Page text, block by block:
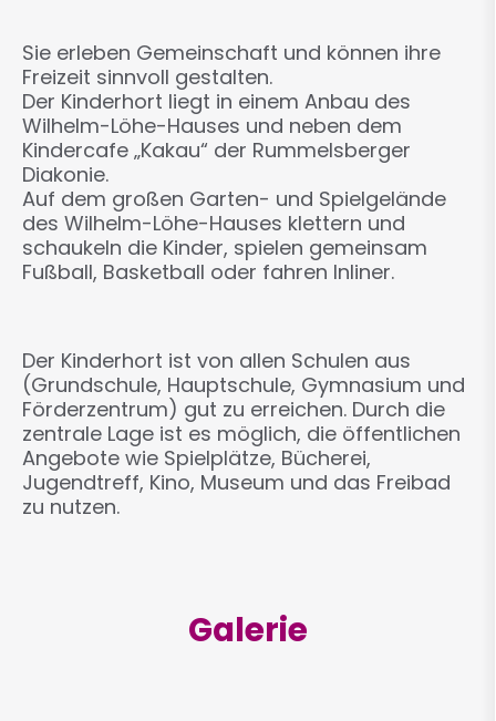
Sie erleben Gemeinschaft und können ihre
Freizeit sinnvoll gestalten.
Der Kinderhort liegt in einem Anbau des
Wilhelm-Löhe-Hauses und neben dem
Kindercafe „Kakau“ der Rummelsberger
Diakonie.
Auf dem großen Garten- und Spielgelände
des Wilhelm-Löhe-Hauses klettern und
schaukeln die Kinder, spielen gemeinsam
Fußball, Basketball oder fahren Inliner.
Der Kinderhort ist von allen Schulen aus
(Grundschule, Hauptschule, Gymnasium und
Förderzentrum) gut zu erreichen. Durch die
zentrale Lage ist es möglich, die öffentlichen
Angebote wie Spielplätze, Bücherei,
Jugendtreff, Kino, Museum und das Freibad
zu nutzen.
Galerie